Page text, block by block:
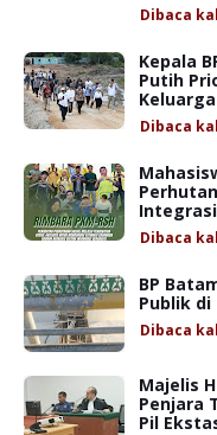
Dibaca
Kepala
Putih
Dibaca
Dibaca
BP
Publik di
Dibaca
Majelis
Penjara
Pil